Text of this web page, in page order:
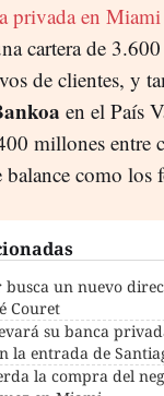
privada en
cartera de
de clientes, y
en el País
millones entre
balance como los
un nuevo
Couret
su banca
la entrada de
la compra del